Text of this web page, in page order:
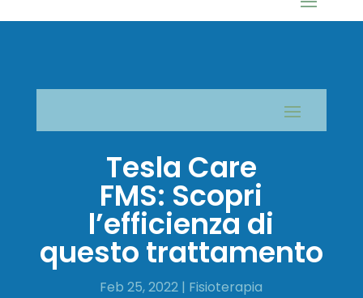
Tesla Care
FMS: Scopri
l’efficienza di
questo trattamento
Feb 25, 2022 | Fisioterapia